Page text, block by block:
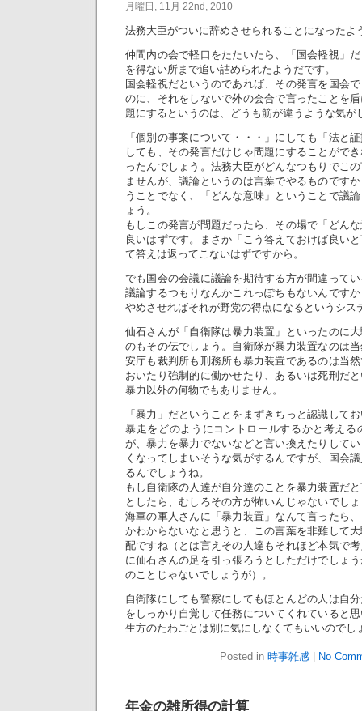
月曜日, 11月 22nd, 2010
法務大臣がついに辞めさせられることになったよ
仲間内の会で軽口をたたいたら、「国会軽視」
を得ない所まで追い詰められたようだです。
国会軽視だというのであれば、その発言を国会
のに、それをしないで外の会合で言ったことを
題にするというのは、どうも筋が違うような気が
「個別の事案について・・・」にしても「法と
しても、その発言だけじゃ問題にすることがで
ったんでしょう。法務大臣がどんなつもりでこ
ませんが、議論というのは言葉でやるものです
うことでなく、「どんな意味」ということで議
ょう。
もしこの発言が問題だったら、その場で「どん
良いはずです。まさか「こう答えておけば良い
て答えは返ってこないはずですから。
でも国会の会議に議論を期待する方が間違って
議論するつもりなんかこれっぽちもないんです
やめさせればそれが野党の得点になるというシス
仙石さんが「自衛隊は暴力装置」といったのに
のもその伝でしょう。自衛隊が暴力装置なのは
安庁も裁判所も刑務所も暴力装置であるのは当
おいたり強制的に働かせたり、あるいは死刑だ
暴力以外の何物でもありません。
「暴力」だということをまずきちっと認識して
暴走をどのようにコントロールするかと考える
が、暴力を暴力でないなどと言い換えたりして
くなってしまいそうな気がするんですが、国会
るんでしょうね。
もし自衛隊の人達が自分達のことを暴力装置だ
としたら、むしろその方が怖いんじゃないでし
海軍の軍人さんに「暴力装置」なんて言ったら
かわからないなと思うと、この言葉を非難して
配ですね（とは言えその人達もそれほど本気で
に仙石さんの足を引っ張ろうとしただけでしょ
のことじゃないでしょうが）。
自衛隊にしても警察にしてもほとんどの人は自
をしっかり自覚して任務についてくれていると
生方のたわごとは別に気にしなくてもいいのでし
Posted in 時事雑感 No
年金の雑所得の計算